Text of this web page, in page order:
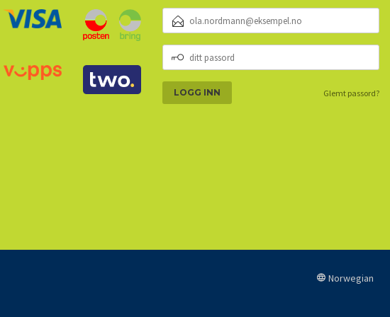
POSTADRESSE
PASSORD
Glemt passord?
Norwegian